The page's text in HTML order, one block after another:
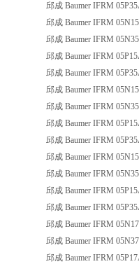
邱成 Baumer IFRM
邱成 Baumer IFRM
邱成 Baumer IFRM
邱成 Baumer IFRM
邱成 Baumer IFRM
邱成 Baumer IFRM
邱成 Baumer IFRM
邱成 Baumer IFRM
邱成 Baumer IFRM
邱成 Baumer IFRM
邱成 Baumer IFRM
邱成 Baumer IFRM
邱成 Baumer IFRM
邱成 Baumer IFRM
邱成 Baumer IFRM
邱成 Baumer IFRM